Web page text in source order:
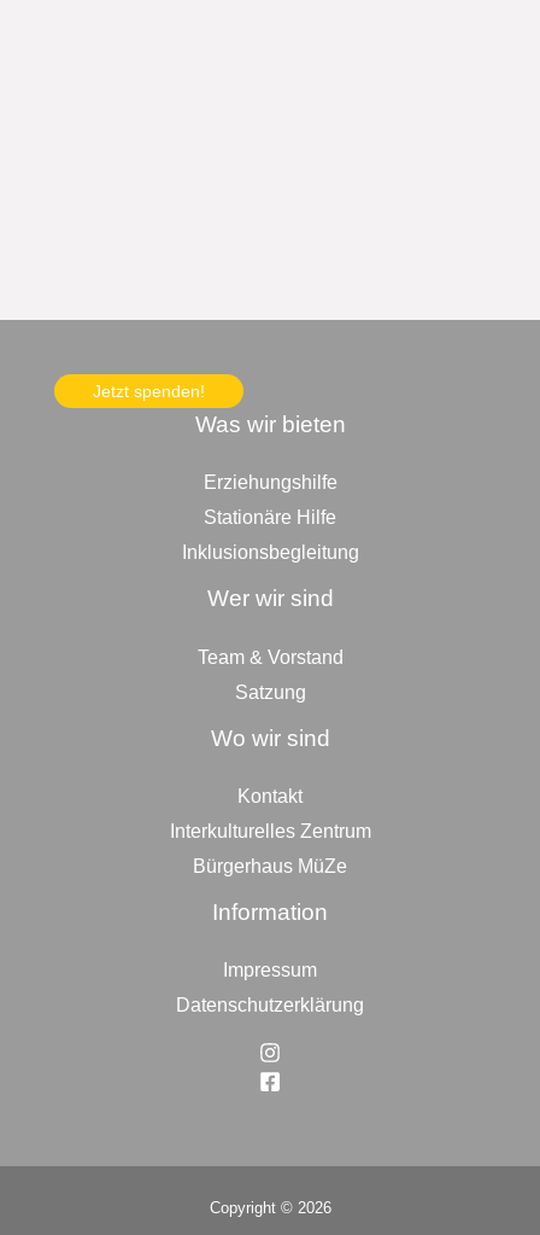
Jetzt spenden!
Was wir bieten
Erziehungshilfe
Stationäre Hilfe
Inklusionsbegleitung
Wer wir sind
Team & Vorstand
Satzung
Wo wir sind
Kontakt
Interkulturelles Zentrum
Bürgerhaus MüZe
Information
Impressum
Datenschutzerklärung
Copyright © 2026